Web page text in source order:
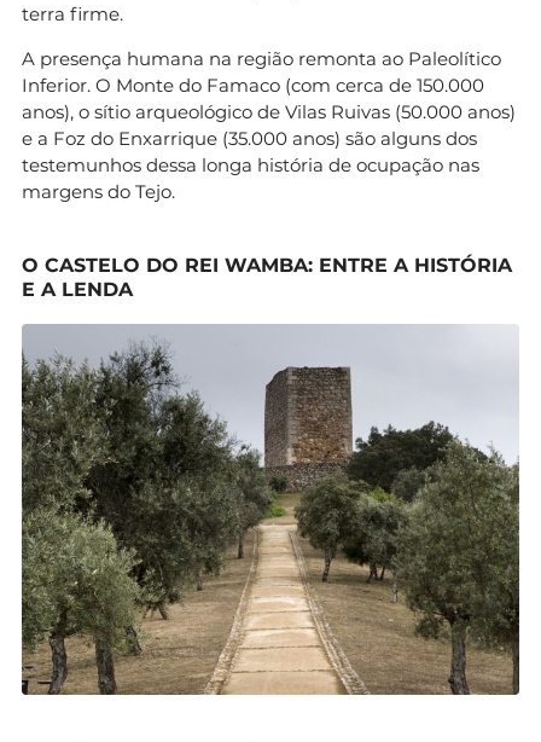
terra firme.
A presença humana na região remonta ao Paleolítico
Inferior. O Monte do Famaco (com cerca de 150.000
anos), o sítio arqueológico de Vilas Ruivas (50.000 anos)
e a Foz do Enxarrique (35.000 anos) são alguns dos
testemunhos dessa longa história de ocupação nas
margens do Tejo.
O CASTELO DO REI WAMBA: ENTRE A HISTÓRIA
E A LENDA